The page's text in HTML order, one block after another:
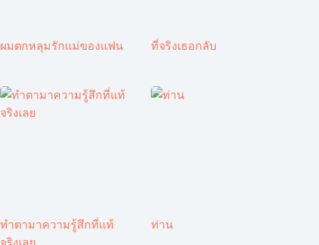
ผมตกหลุมรักแม่ของแฟน ที่จริงเธอกลับ
ทำตามาความรู้สึกที่แท้
ท่าน